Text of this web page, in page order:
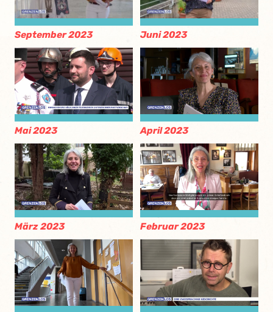
September 2023 Juni 2023
Mai 2023 April 2023
März 2023 Februar 2023